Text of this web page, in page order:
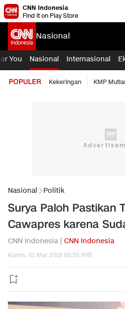
CNN Indonesia
Find it on Play Store
Nasional
You Nasional Internasional
POPULER Kekeringan KMP
Nasional Politik
Surya Paloh Pastikan
Cawapres karena
CNN Indonesia | CNN Indonesia
Kamis, 01 Mar 2018 05:55 WIB